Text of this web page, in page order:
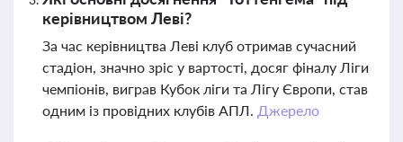
керівництвом Леві?
За час керівництва Леві клуб отримав сучасний
стадіон, значно зріс у вартості, досяг фіналу Ліги
чемпіонів, виграв Кубок ліги та Лігу Європи, став
одним із провідних клубів АПЛ. Джерело